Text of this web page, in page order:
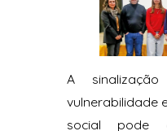
A
vulnerabilidade
social